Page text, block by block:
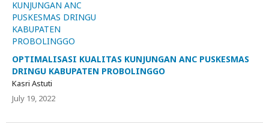
OPTIMALISASI KUALITAS KUNJUNGAN ANC PUSKESMAS
DRINGU KABUPATEN PROBOLINGGO
Kasri Astuti
July 19, 2022